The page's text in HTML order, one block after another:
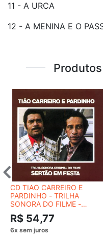
11 - A URCA
12 - A MENINA E O
CD TIAO CARREIRO E
PARDINHO - TRILHA
SONORA DO FILME -
SERTÃO EM
R$ 54,77